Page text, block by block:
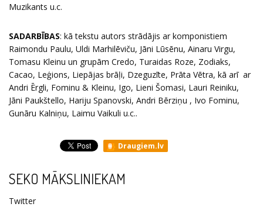
Muzikants u.c.
SADARBĪBAS: kā tekstu autors strādājis ar komponistiem
Raimondu Paulu, Uldi Marhilēviču, Jāni Lūsēnu, Ainaru Virgu,
Tomasu Kleinu un grupām Credo, Turaidas Roze, Zodiaks,
Cacao, Leģions, Liepājas brāļi, Dzeguzīte, Prāta Vētra, kā arī ar
Andri Ērgli, Fominu & Kleinu, Igo, Lieni Šomasi, Lauri Reiniku,
Jāni Paukštello, Hariju Spanovski, Andri Bērziņu , Ivo Fominu,
Gunāru Kalniņu, Laimu Vaikuli u.c..
Draugiem.lv
SEKO MĀKSLINIEKAM
Twitter